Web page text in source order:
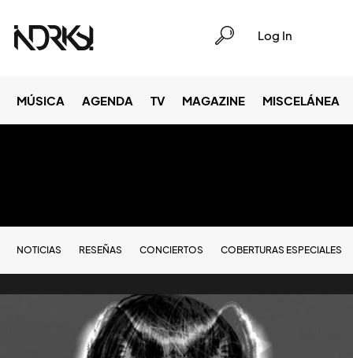
Log In
MÚSICA AGENDA TV MAGAZINE MISCELÁNEA
NOTICIAS RESEÑAS CONCIERTOS COBERTURAS ESPECIALES